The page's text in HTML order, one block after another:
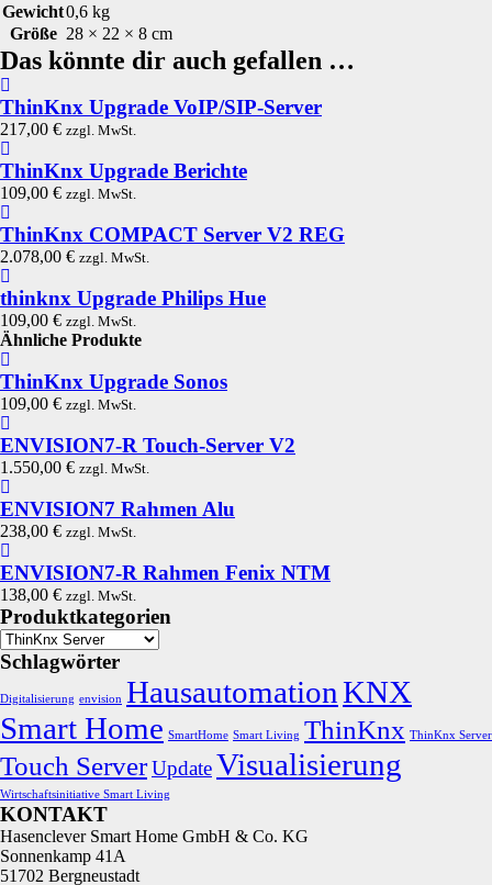
Gewicht0,6 kg
Größe 28 × 22 × 8 cm
Das könnte dir auch gefallen …
ThinKnx Upgrade VoIP/SIP-Server
217,00 € zzgl. MwSt.
ThinKnx Upgrade Berichte
109,00 € zzgl. MwSt.
ThinKnx COMPACT Server V2 REG
2.078,00 € zzgl. MwSt.
thinknx Upgrade Philips Hue
109,00 € zzgl. MwSt.
Ähnliche Produkte
ThinKnx Upgrade Sonos
109,00 € zzgl. MwSt.
ENVISION7-R Touch-Server V2
1.550,00 € zzgl. MwSt.
ENVISION7 Rahmen Alu
238,00 € zzgl. MwSt.
ENVISION7-R Rahmen Fenix NTM
138,00 € zzgl. MwSt.
Produktkategorien
Schlagwörter
Digitalisierung envision HausautomationKNX
Smart Home SmartHome Smart Living ThinKnx ThinKnx Server
Touch ServerUpdateVisualisierung
Wirtschaftsinitiative Smart Living
KONTAKT
Hasenclever Smart Home GmbH & Co. KG
Sonnenkamp 41A
51702 Bergneustadt